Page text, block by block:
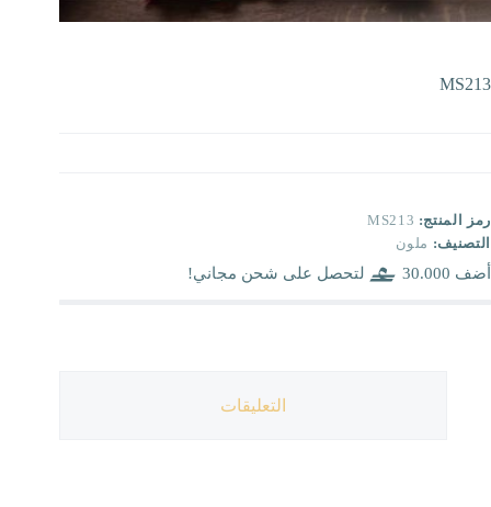
MS213
رمز المنتج: MS213
التصنيف: ملون
أضف 30.000 لتحصل على شحن مجاني!
التعليقات